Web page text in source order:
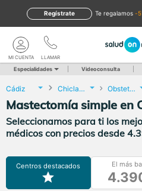
te regalamos -
Regístrate
LLAMAR
MI CUENTA
Especialidades Videoconsulta
Cádiz Chiclana de la Frontera Obstetricia y Ginecología
Mastectomía simple en
Seleccionamos para ti los
médicos con precios desde
Centros destacados El más